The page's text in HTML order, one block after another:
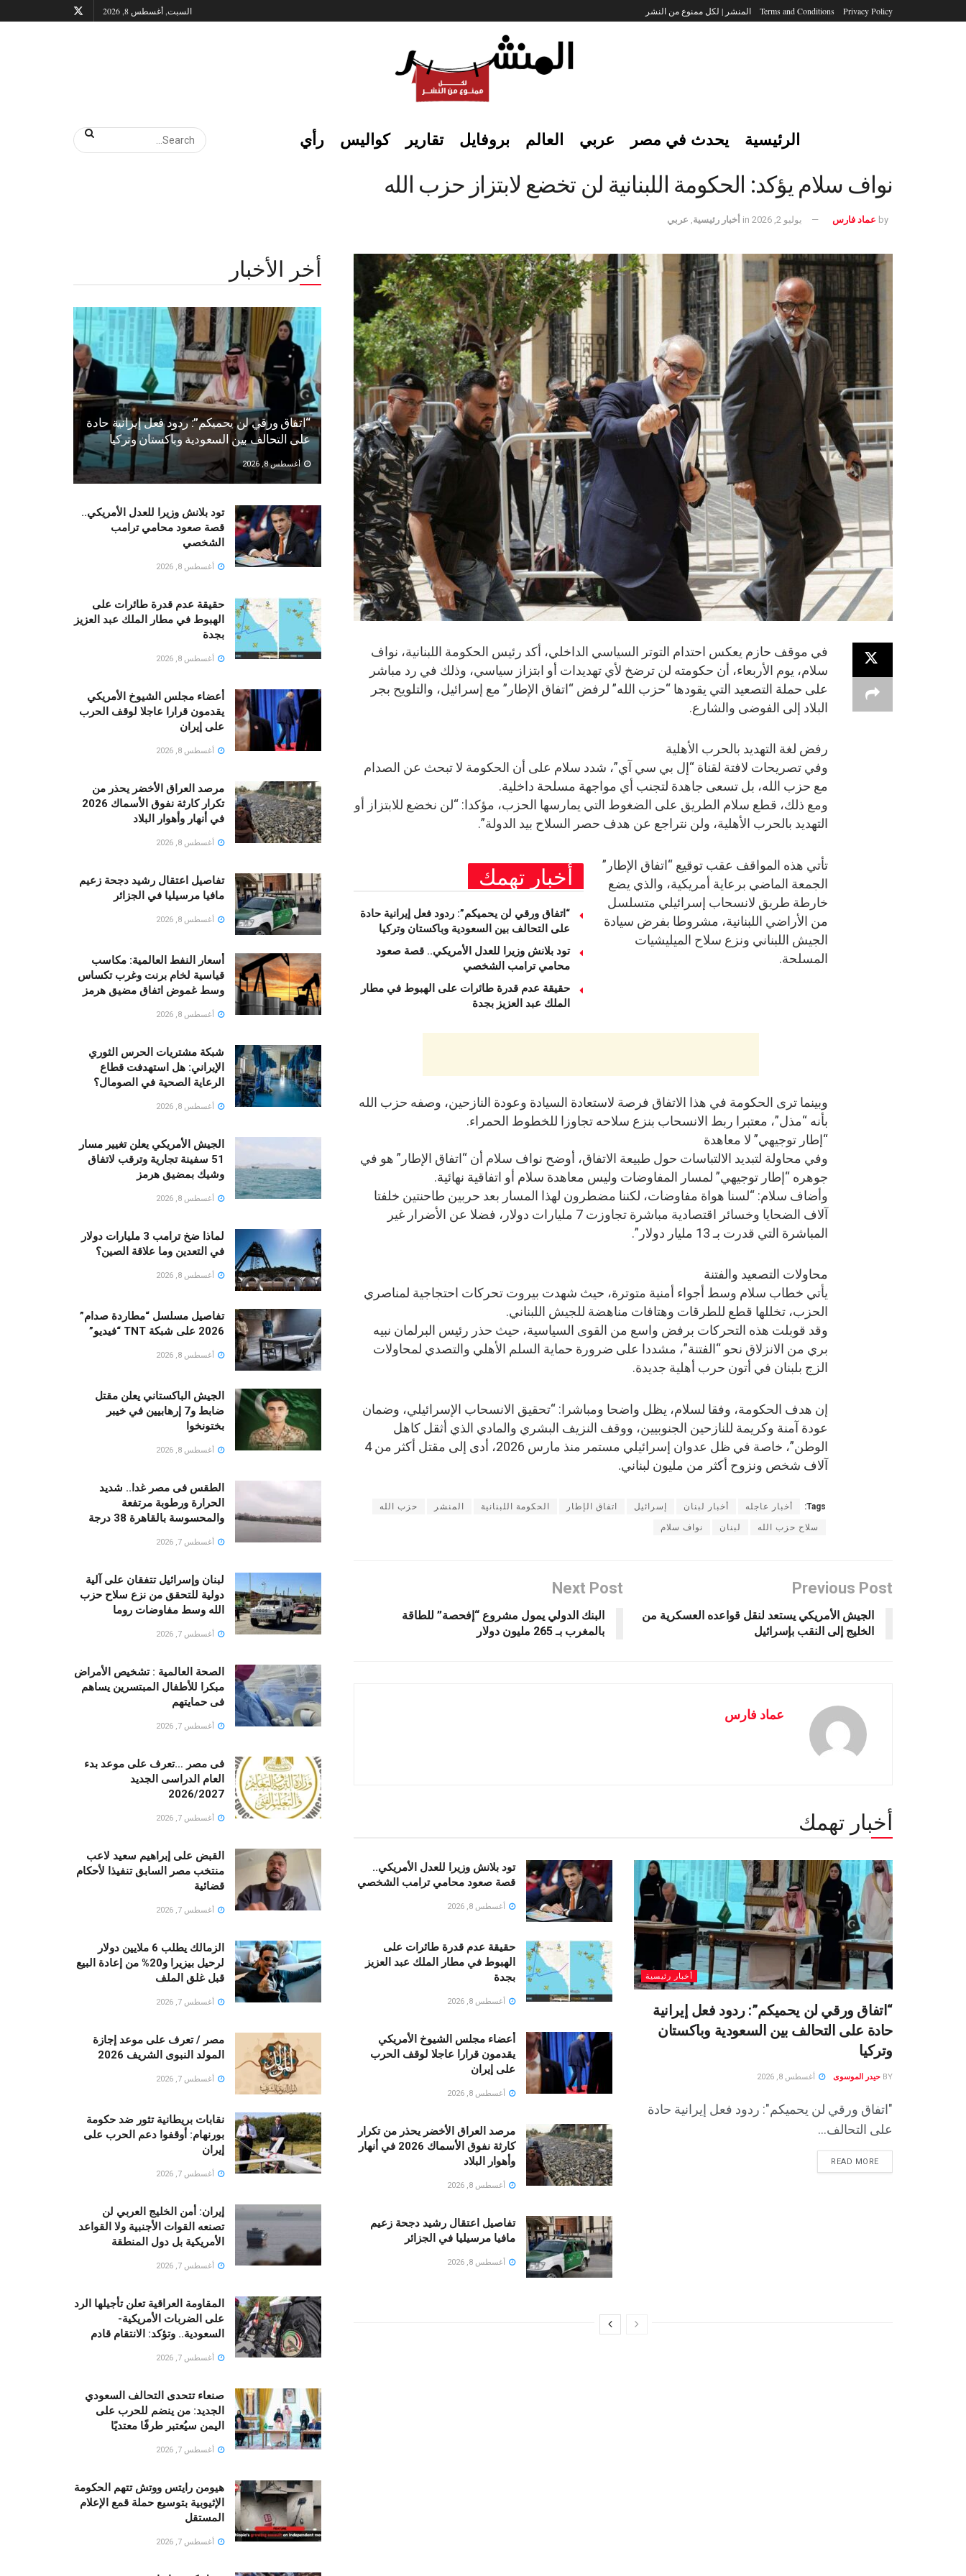
Privacy Policy
Terms and Conditions المنشر | لكل ممنوع من النشر السبت, أغسطس 8, 2026
الرئيسية يحدث في مصر عربي العالم بروفايل تقارير كواليس رأي
نواف سلام يؤكد: الحكومة اللبنانية لن تخضع لابتزاز حزب الله
by عماد فارس يوليو 2, 2026 in أخبار رئيسية عربي
في موقف حازم يعكس احتدام التوتر السياسي الداخلي، أكد رئيس الحكومة اللبنانية، نواف
سلام، يوم الأربعاء، أن حكومته لن ترضخ لأي تهديدات أو ابتزاز سياسي، وذلك في رد مباشر
على حملة التصعيد التي يقودها “حزب الله” لرفض “اتفاق الإطار” مع إسرائيل، والتلويح بجر
البلاد إلى الفوضى والشارع.
رفض لغة التهديد بالحرب الأهلية
وفي تصريحات لافتة لقناة “إل بي سي آي”، شدد سلام على أن الحكومة لا تبحث عن الصدام
مع حزب الله، بل تسعى جاهدة لتجنب أي مواجهة مسلحة داخلية.
ومع ذلك، قطع سلام الطريق على الضغوط التي يمارسها الحزب، مؤكدا: “لن نخضع للابتزاز أو
التهديد بالحرب الأهلية، ولن نتراجع عن هدف حصر السلاح بيد الدولة”.
أخبار تهمك
“اتفاق ورقي لن يحميكم”: ردود فعل إيرانية حادة
على التحالف بين السعودية وباكستان وتركيا
تود بلانش وزيرا للعدل الأمريكي.. قصة صعود
محامي ترامب الشخصي
حقيقة عدم قدرة طائرات على الهبوط في مطار
الملك عبد العزيز بجدة
تأتي هذه المواقف عقب توقيع “اتفاق الإطار”
الجمعة الماضي برعاية أمريكية، والذي يضع
خارطة طريق لانسحاب إسرائيلي متسلسل
من الأراضي اللبنانية، مشروطا بفرض سيادة
الجيش اللبناني ونزع سلاح الميليشيات
المسلحة.
وبينما ترى الحكومة في هذا الاتفاق فرصة لاستعادة السيادة وعودة النازحين، وصفه حزب الله
بأنه “مذل”، معتبرا ربط الانسحاب بنزع سلاحه تجاوزا للخطوط الحمراء.
“إطار توجيهي” لا معاهدة
وفي محاولة لتبديد الالتباسات حول طبيعة الاتفاق، أوضح نواف سلام أن “اتفاق الإطار” هو في
جوهره “إطار توجيهي” لمسار المفاوضات وليس معاهدة سلام أو اتفاقية نهائية.
وأضاف سلام: “لسنا هواة مفاوضات، لكننا مضطرون لهذا المسار بعد حربين طاحنتين خلفتا
آلاف الضحايا وخسائر اقتصادية مباشرة تجاوزت 7 مليارات دولار، فضلا عن الأضرار غير
المباشرة التي قدرت بـ 13 مليار دولار”.
محاولات التصعيد والفتنة
يأتي خطاب سلام وسط أجواء أمنية متوترة، حيث شهدت بيروت تحركات احتجاجية لمناصري
الحزب، تخللها قطع للطرقات وهتافات مناهضة للجيش اللبناني.
وقد قوبلت هذه التحركات برفض واسع من القوى السياسية، حيث حذر رئيس البرلمان نبيه
بري من الانزلاق نحو “الفتنة”، مشددا على ضرورة حماية السلم الأهلي والتصدي لمحاولات
الزج بلبنان في أتون حرب أهلية جديدة.
إن هدف الحكومة، وفقا لسلام، يظل واضحا ومباشرا: “تحقيق الانسحاب الإسرائيلي، وضمان
عودة آمنة وكريمة للنازحين الجنوبيين، ووقف النزيف البشري والمادي الذي أثقل كاهل
الوطن”، خاصة في ظل عدوان إسرائيلي مستمر منذ مارس 2026، أدى إلى مقتل أكثر من 4
آلاف شخص ونزوح أكثر من مليون لبناني.
Tags: أخبار عاجله أخبار لبنان إسرائيل اتفاق الإطار الحكومة اللبنانية المنشر حزب الله
سلاح حزب الله لبنان نواف سلام
Previous Post
الجيش الأمريكي يستعد لنقل قواعده العسكرية من
الخليج إلى النقب بإسرائيل
Next Post
البنك الدولي يمول مشروع “إفحصة” للطاقة
بالمغرب بـ 265 مليون دولار
عماد فارس
أخبار تهمك
أخبار رئيسية
“اتفاق ورقي لن يحميكم”: ردود فعل إيرانية
حادة على التحالف بين السعودية وباكستان
وتركيا
BY حيدر الموسوى أغسطس 8, 2026
"اتفاق ورقي لن يحميكم": ردود فعل إيرانية حادة
على التحالف...
READ MORE
تود بلانش وزيرا للعدل الأمريكي..
قصة صعود محامي ترامب الشخصي
أغسطس 8, 2026
حقيقة عدم قدرة طائرات على
الهبوط في مطار الملك عبد العزيز
بجدة
أغسطس 8, 2026
أعضاء مجلس الشيوخ الأمريكي
يقدمون قرارا عاجلا لوقف الحرب
على إيران
أغسطس 8, 2026
مرصد العراق الأخضر يحذر من تكرار
كارثة نفوق الأسماك 2026 في أنهار
وأهوار البلاد
أغسطس 8, 2026
تفاصيل اعتقال رشيد دجحة زعيم
مافيا مرسيليا في الجزائر
أغسطس 8, 2026
أخر الأخبار
“اتفاق ورقي لن يحميكم”: ردود فعل إيرانية حادة
على التحالف بين السعودية وباكستان وتركيا
أغسطس 8, 2026
تود بلانش وزيرا للعدل الأمريكي..
قصة صعود محامي ترامب
الشخصي
أغسطس 8, 2026
حقيقة عدم قدرة طائرات على
الهبوط في مطار الملك عبد العزيز
بجدة
أغسطس 8, 2026
أعضاء مجلس الشيوخ الأمريكي
يقدمون قرارا عاجلا لوقف الحرب
على إيران
أغسطس 8, 2026
مرصد العراق الأخضر يحذر من
تكرار كارثة نفوق الأسماك 2026
في أنهار وأهوار البلاد
أغسطس 8, 2026
تفاصيل اعتقال رشيد دجحة زعيم
مافيا مرسيليا في الجزائر
أغسطس 8, 2026
أسعار النفط العالمية: مكاسب
قياسية لخام برنت وغرب تكساس
وسط غموض اتفاق مضيق هرمز
أغسطس 8, 2026
شبكة مشتريات الحرس الثوري
الإيراني: هل استهدفت قطاع
الرعاية الصحية في الصومال؟
أغسطس 8, 2026
الجيش الأمريكي يعلن تغيير مسار
51 سفينة تجارية وترقب لاتفاق
وشيك بمضيق هرمز
أغسطس 8, 2026
لماذا ضخ ترامب 3 مليارات دولار
في التعدين وما علاقة الصين؟
أغسطس 8, 2026
تفاصيل مسلسل “مطاردة صدام”
2026 على شبكة TNT “فيديو”
أغسطس 8, 2026
الجيش الباكستاني يعلن مقتل
ضابط و7 إرهابيين في خيبر
بختونخوا
أغسطس 8, 2026
الطقس فى مصر غدا.. شديد
الحرارة ورطوبة مرتفعة
والمحسوسة بالقاهرة 38 درجة
أغسطس 7, 2026
لبنان وإسرائيل تتفقان على آلية
دولية للتحقق من نزع سلاح حزب
الله وسط مفاوضات روما
أغسطس 7, 2026
الصحة العالمية : تشخيص الأمراض
مبكرا للأطفال المبتسرين يساهم
فى حمايتهم
أغسطس 7, 2026
فى مصر …تعرف على موعد بدء
العام الدراسى الجديد
2026/2027
أغسطس 7, 2026
القبض على إبراهيم سعيد لاعب
منتخب مصر السابق تنفيذا لأحكام
قضائية
أغسطس 7, 2026
الزمالك يطلب 6 ملايين دولار
لرحيل بيزيرا و20% من إعادة البيع
قبل غلق الملف
أغسطس 7, 2026
مصر / تعرف على موعد إجازة
المولد النبوى الشريف 2026
أغسطس 7, 2026
نقابات بريطانية تثور ضد حكومة
بورنهام: أوقفوا دعم الحرب على
إيران
أغسطس 7, 2026
إيران: أمن الخليج العربي لن
تصنعه القوات الأجنبية ولا القواعد
الأمريكية بل دول المنطقة
أغسطس 7, 2026
المقاومة العراقية تعلن تأجيلها الرد
على الضربات الأمريكية-
السعودية.. وتؤكد: الانتقام قادم
أغسطس 7, 2026
صنعاء تتحدى التحالف السعودي
الجديد: من ينضم للحرب على
اليمن سيُعتبر طرفًا معتديًا
أغسطس 7, 2026
هيومن رايتس ووتش تتهم الحكومة
الإثيوبية بتوسيع حملة قمع الإعلام
المستقل
أغسطس 7, 2026